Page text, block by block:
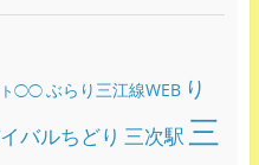
ト◯◯ ぶらり三江線WEB り
バルちどり 三次駅 三